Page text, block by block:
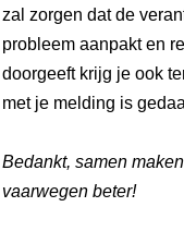
zal zorgen dat de
probleem aanpakt en
doorgeeft krijg je ook
met je melding is
Bedankt, samen
vaarwegen beter!